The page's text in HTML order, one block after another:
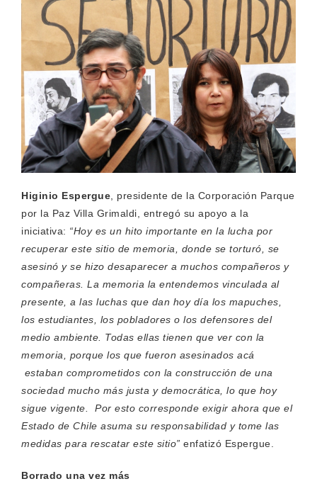
Higinio Espergue , presidente de la Corporación Parque
por la Paz Villa Grimaldi, entregó su apoyo a la
iniciativa: “Hoy es un hito importante en la lucha por
recuperar este sitio de memoria, donde se torturó, se
asesinó y se hizo desaparecer a muchos compañeros y
compañeras. La memoria la entendemos vinculada al
presente, a las luchas que dan hoy día los mapuches,
los estudiantes, los pobladores o los defensores del
medio ambiente. Todas ellas tienen que ver con la
memoria, porque los que fueron asesinados acá
estaban comprometidos con la construcción de una
sociedad mucho más justa y democrática, lo que hoy
sigue vigente. Por esto corresponde exigir ahora que el
Estado de Chile asuma su responsabilidad y tome las
medidas para rescatar este sitio” enfatizó Espergue.
Borrado una vez más